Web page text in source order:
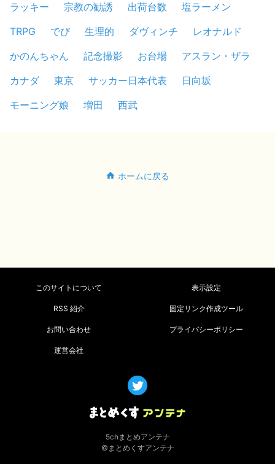
ラッキー
宗教の勧誘 出荷台数
塩ラーメン
TRPG
でび 生理的 ダヴィンチ
レオナルド
かのんちゃん
記念撮影 お台場
アスラン・ザラ
カナダ
東京 サッカー日本代表
日向坂
モーニング娘
増田 西武
ホームに戻る
このサイトについて 表示設定
RSS 紹介 固定リンク作成ツール
お問い合わせ プライバシーポリシー
運営会社
5chまとめアンテナ
©まとめくすアンテナ